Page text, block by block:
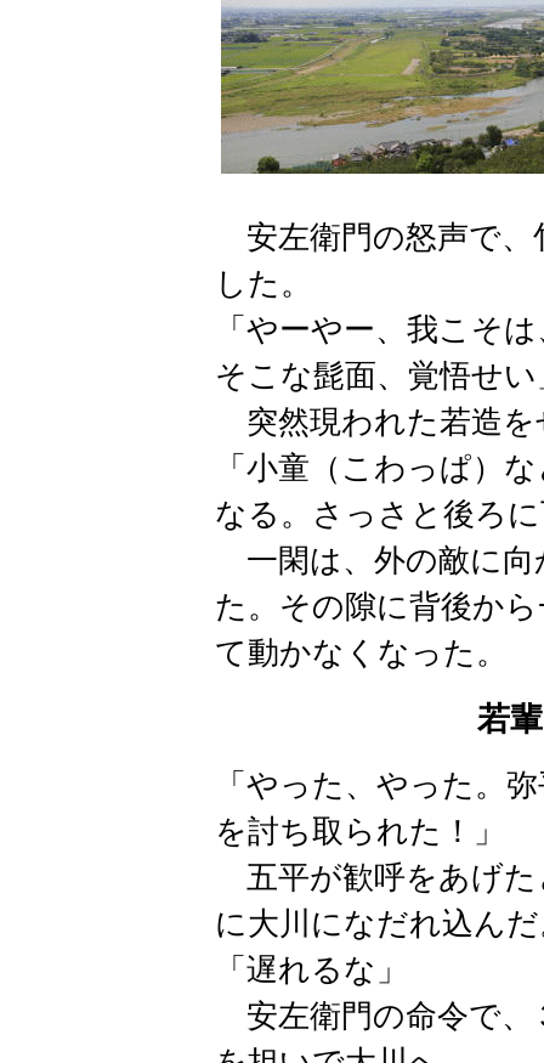
安左衛門の怒声で、
した。
「やーやー、我こそ
そこな髭面、覚悟せい
突然現われた若造を
「小童（こわっぱ）
なる。さっさと後ろ
一閑は、外の敵に向
た。その隙に背後か
て動かなくなった。
若
「やった、やった。
を討ち取られた！」
五平が歓呼をあげた
に大川になだれ込ん
「遅れるな」
安左衛門の命令で、